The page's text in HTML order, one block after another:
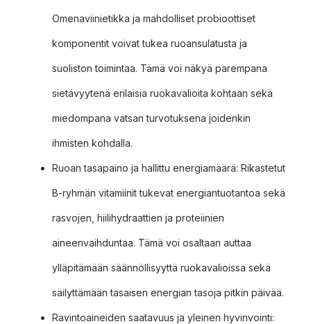
Omenaviinietikka ja mahdolliset probioottiset
komponentit voivat tukea ruoansulatusta ja
suoliston toimintaa. Tämä voi näkyä parempana
sietävyytenä erilaisia ruokavalioita kohtaan sekä
miedompana vatsan turvotuksena joidenkin
ihmisten kohdalla.
Ruoan tasapaino ja hallittu energiamäärä: Rikastetut
B-ryhmän vitamiinit tukevat energiantuotantoa sekä
rasvojen, hiilihydraattien ja proteiinien
aineenvaihduntaa. Tämä voi osaltaan auttaa
ylläpitämään säännöllisyyttä ruokavalioissa sekä
säilyttämään tasaisen energian tasoja pitkin päivää.
Ravintoaineiden saatavuus ja yleinen hyvinvointi: